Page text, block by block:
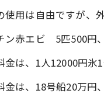
使用は自由ですが、
ン赤エビ 5匹500円
は、1人12000円氷1
金は、18号船20万円